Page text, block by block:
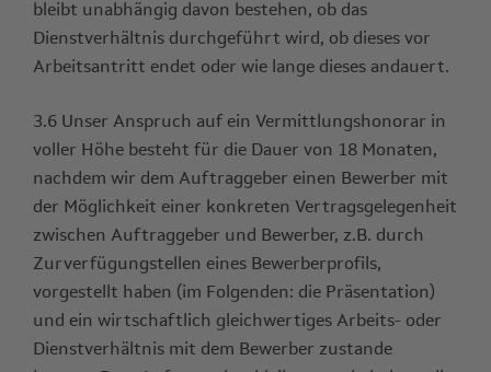
bleibt unabhängig davon bestehen, ob das
Dienstverhältnis durchgeführt wird, ob dieses vor
Arbeitsantritt endet oder wie lange dieses andauert.
3.6 Unser Anspruch auf ein Vermittlungshonorar in
voller Höhe besteht für die Dauer von 18 Monaten,
nachdem wir dem Auftraggeber einen Bewerber mit
der Möglichkeit einer konkreten Vertragsgelegenheit
zwischen Auftraggeber und Bewerber, z.B. durch
Zurverfügungstellen eines Bewerberprofils,
vorgestellt haben (im Folgenden: die Präsentation)
und ein wirtschaftlich gleichwertiges Arbeits- oder
Dienstverhältnis mit dem Bewerber zustande